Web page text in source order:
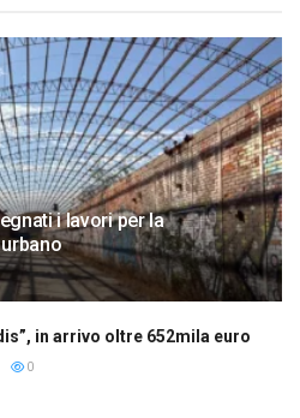
i lavori per la
in arrivo oltre 652mila euro
0